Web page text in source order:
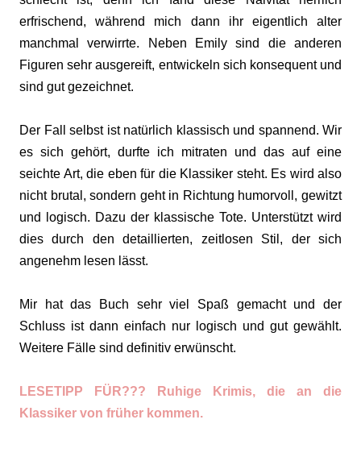
erfrischend, während mich dann ihr eigentlich alter
manchmal verwirrte. Neben Emily sind die anderen
Figuren sehr ausgereift, entwickeln sich konsequent und
sind gut gezeichnet.
Der Fall selbst ist natürlich klassisch und spannend. Wir
es sich gehört, durfte ich mitraten und das auf eine
seichte Art, die eben für die Klassiker steht. Es wird also
nicht brutal, sondern geht in Richtung humorvoll, gewitzt
und logisch. Dazu der klassische Tote. Unterstützt wird
dies durch den detaillierten, zeitlosen Stil, der sich
angenehm lesen lässt.
Mir hat das Buch sehr viel Spaß gemacht und der
Schluss ist dann einfach nur logisch und gut gewählt.
Weitere Fälle sind definitiv erwünscht.
LESETIPP FÜR??? Ruhige Krimis, die an die
Klassiker von früher kommen.